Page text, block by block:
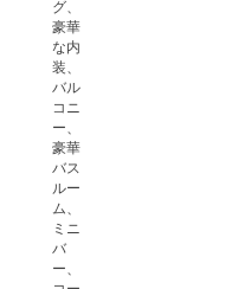
グ、
豪華
な内
装、
バル
コニ
ー、
豪華
バス
ルー
ム、
ミニ
バ
ー、